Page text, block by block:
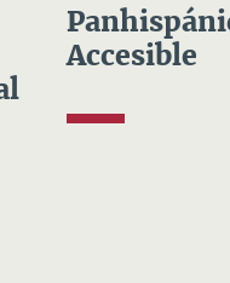
Accesible